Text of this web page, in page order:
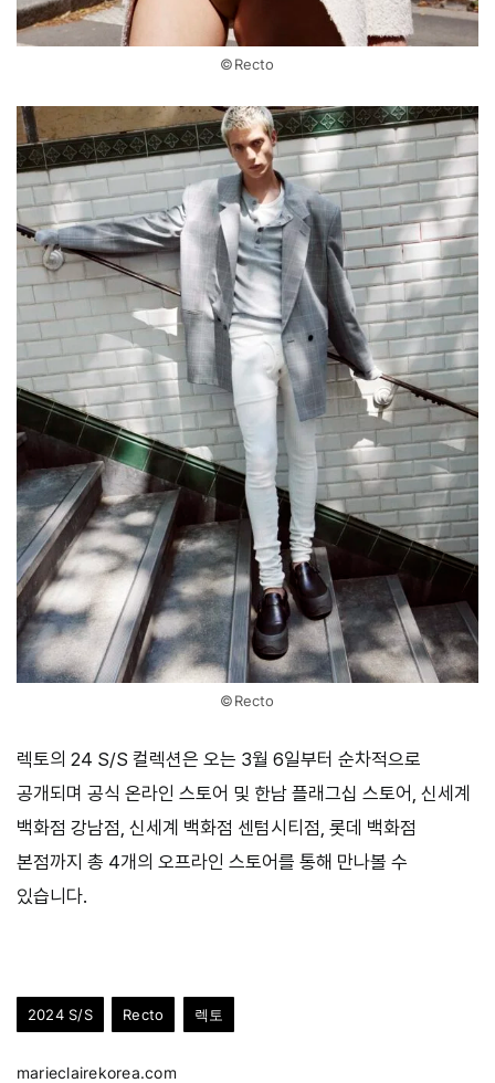
©Recto
©Recto
렉토의 24 S/S 컬렉션은 오는 3월 6일부터 순차적으로
공개되며 공식 온라인 스토어 및 한남 플래그십 스토어, 신세계
백화점 강남점, 신세계 백화점 센텀시티점, 롯데 백화점
본점까지 총 4개의 오프라인 스토어를 통해 만나볼 수
있습니다.
2024 S/S Recto 렉토
marieclairekorea.com